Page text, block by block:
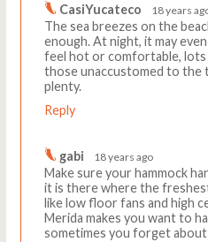
CasiYucateco 18 years
The sea breezes on the
enough. At night, it may
feel hot or comfortable,
those unaccustomed to the
plenty.
Reply
gabi 18 years ago
Make sure your hammock
it is there where the
like low floor fans and high
Merida makes you want to
sometimes you forget